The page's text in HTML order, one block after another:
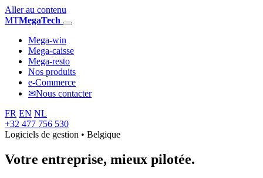
Aller au contenu
MTMegaTech
Mega-win
Mega-caisse
Mega-resto
Nos produits
e-Commerce
✉Nous contacter
FR EN NL
+32 477 756 530
Logiciels de gestion • Belgique
Votre entreprise, mieux pilotée.